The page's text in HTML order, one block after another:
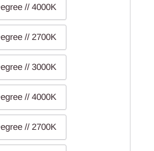
// 4000K
// 2700K
// 3000K
// 4000K
// 2700K